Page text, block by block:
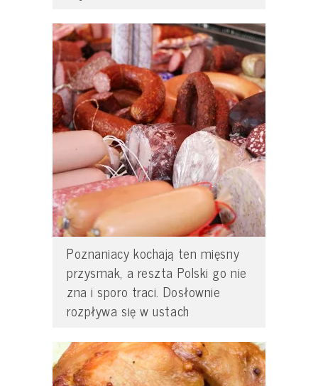
Poznaniacy kochają ten mięsny
przysmak, a reszta Polski go nie
zna i sporo traci. Dosłownie
rozpływa się w ustach